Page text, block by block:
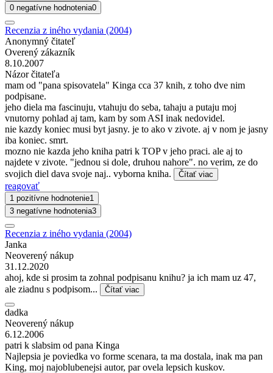
0 negatívne hodnotenia0
Recenzia z iného vydania (2004)
Anonymný čitateľ
Overený zákazník
8.10.2007
Názor čitateľa
mam od "pana spisovatela" Kinga cca 37 knih, z toho dve nim
podpisane.
jeho diela ma fascinuju, vtahuju do seba, tahaju a putaju moj
vnutorny pohlad aj tam, kam by som ASI inak nedovidel.
nie kazdy koniec musi byt jasny. je to ako v zivote. aj v nom je jasny
iba koniec. smrt.
mozno nie kazda jeho kniha patri k TOP v jeho praci. ale aj to
najdete v zivote. "jednou si dole, druhou nahore". no verim, ze do
svojich diel dava svoje naj.. vyborna kniha.
Čítať viac
reagovať
1 pozitívne hodnotenie1
3 negatívne hodnotenia3
Recenzia z iného vydania (2004)
Janka
Neoverený nákup
31.12.2020
ahoj, kde si prosim ta zohnal podpisanu knihu? ja ich mam uz 47,
ale ziadnu s podpisom...
Čítať viac
dadka
Neoverený nákup
6.12.2006
patri k slabsim od pana Kinga
Najlepsia je poviedka vo forme scenara, ta ma dostala, inak ma pan
King, moj najoblubenejsi autor, par ovela lepsich kuskov.